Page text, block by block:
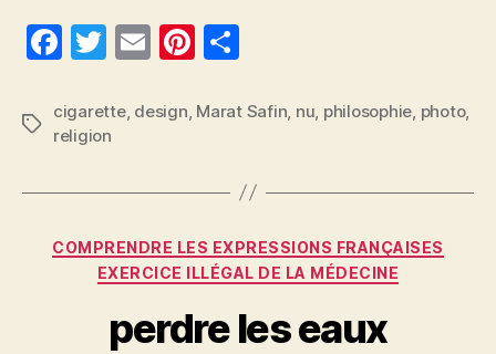
F
c
e
b
o
T
itt
er
E
ai
Pi
er
t
rt
g
Étiquettes
cigarette, design Marat Safin nu philosophie photo,
religion
Catégories
COMPRENDRE LES EXPRESSIONS FRANÇAISES
EXERCICE ILLÉGAL DE LA MÉDECINE
perdre les eaux